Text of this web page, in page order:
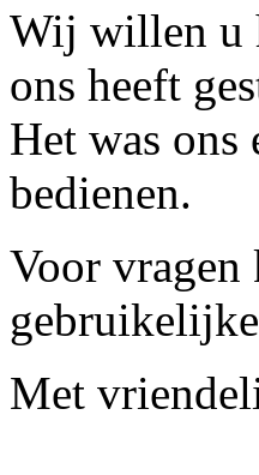
Wij willen u
ons heeft
Het was ons
bedienen.
Voor vragen
Met